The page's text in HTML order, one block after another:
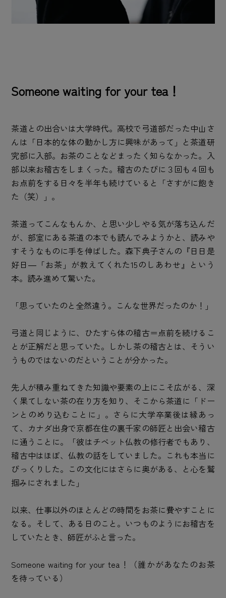
Someone waiting for your tea！
茶道との出合いは大学時代。高校で弓道部だった中山さ
んは「日本的な体の動かし方に興味があって」と茶道研
究部に入部。お茶のことなどまったく知らなかった。入
部以来お稽古をしまくった。稽古のたびに３回も４回も
お点前をする日々を半年も続けていると「さすがに飽き
た（笑）」。
茶道ってこんなもんか、と思い少しやる気が落ち込んだ
が、部室にある茶道の本でも読んでみようかと、読みや
すそうなものに手を伸ばした。森下典子さんの『日日是
好日―「お茶」が教えてくれた15のしあわせ』という
本。読み進めて驚いた。
「思っていたのと全然違う。こんな世界だったのか！」
弓道と同じように、ひたすら体の稽古＝点前を続けるこ
とが正解だと思っていた。しかし茶の稽古とは、そうい
うものではないのだということが分かった。
先人が積み重ねてきた知識や要素の上にこそ広がる、深
く果てしない茶の在り方を知り、そこから茶道に「ドー
ンとのめり込むことに」。さらに大学卒業後は縁あっ
て、カナダ出身で京都在住の裏千家の師匠と出会い稽古
に通うことに。「彼はチベット仏教の修行者でもあり、
稽古中はほぼ、仏教の話をしていました。これも本当に
びっくりした。この文化にはさらに奥がある、と心を鷲
掴みにされました」
以来、仕事以外のほとんどの時間をお茶に費やすことに
なる。そして、ある日のこと。いつものようにお稽古を
していたとき、師匠がふと言った。
Someone waiting for your tea！（誰かがあなたのお茶
を待っている）